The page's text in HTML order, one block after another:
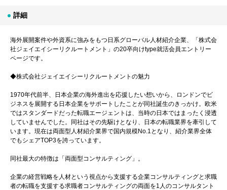
詳細
海外展開案件や外資系に強みをもつ日系グローバル人材紹介企業、「株式会
社ジェイエイシーリクルートメント」の20卒向けtype就活会員エントリー
ページです。
◆株式会社ジェイエイシーリクルートメントの魅力
1970年代前半、日本企業の海外進出を応援したい想いから、ロンドンでビ
ジネスを展開する日本企業をサポートしたことが同社誕生のきっかけ。欧米
ではスタンダードだった転職エージェントは、当時の日本ではまったく浸透
していませんでした。同社はその先駆けとなり、日本の転職業界を牽引して
います。現在は両面型人材紹介業界で国内規模No.1となり、紹介業界全体
でもシェアTOP3を誇っています。
同社最大の特徴は「両面型コンサルティング」。
企業の経営戦略を人材という視点から支援する企業コンサルティングと求職
者の転職を支援する求職者コンサルティングの両面を1人のコンサルタント